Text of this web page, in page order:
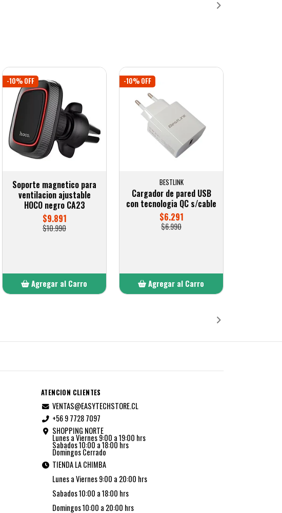
-10% OFF
Soporte magnetico para
ventilacion ajustable
HOCO negro CA23
$9.891
$10.990
Agregar al Carro
-10% OFF
BESTLINK
Cargador de pared USB
con tecnologia QC s/cable
$6.291
$6.990
Agregar al Carro
ATENCION CLIENTES
VENTAS@EASYTECHSTORE.CL
+56 9 7728 7097
SHOPPING NORTE
Lunes a Viernes 9:00 a 19:00 hrs
Sabados 10:00 a 18:00 hrs
Domingos Cerrado
TIENDA LA CHIMBA
Lunes a Viernes 9:00 a 20:00 hrs
Sabados 10:00 a 18:00 hrs
Domingos 10:00 a 20:00 hrs